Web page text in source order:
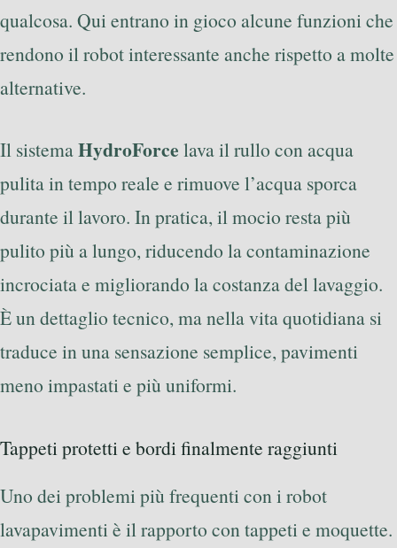
qualcosa. Qui entrano in gioco alcune funzioni che
rendono il robot interessante anche rispetto a molte
alternative.
Il sistemaHydroForce lava il rullo con acqua
pulita in tempo reale e rimuove l’acqua sporca
durante il lavoro. In pratica, il mocio resta più
pulito più a lungo, riducendo la contaminazione
incrociata e migliorando la costanza del lavaggio.
È un dettaglio tecnico, ma nella vita quotidiana si
traduce in una sensazione semplice, pavimenti
meno impastati e più uniformi.
Tappeti protetti e bordi finalmente raggiunti
Uno dei problemi più frequenti con i robot
lavapavimenti è il rapporto con tappeti e moquette.